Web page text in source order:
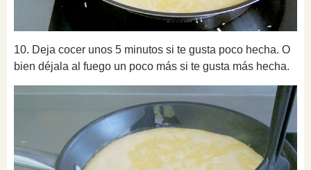
10. Deja cocer unos 5 minutos si te gusta poco hecha. O
bien déjala al fuego un poco más si te gusta más hecha.